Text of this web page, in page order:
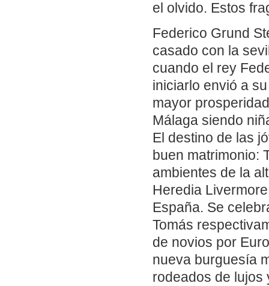
el olvido. Estos
Federico Grund
casado con la
cuando el rey
iniciarlo envió a
mayor
Málaga siendo
El destino de las
buen matrimonio:
ambientes de la
Heredia
España. Se
Tomás
de novios por
nueva burguesía
rodeados de lujos